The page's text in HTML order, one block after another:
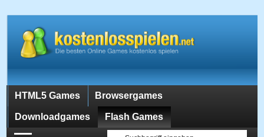
HTML5 Games Browsergames
Downloadgames Flash Games